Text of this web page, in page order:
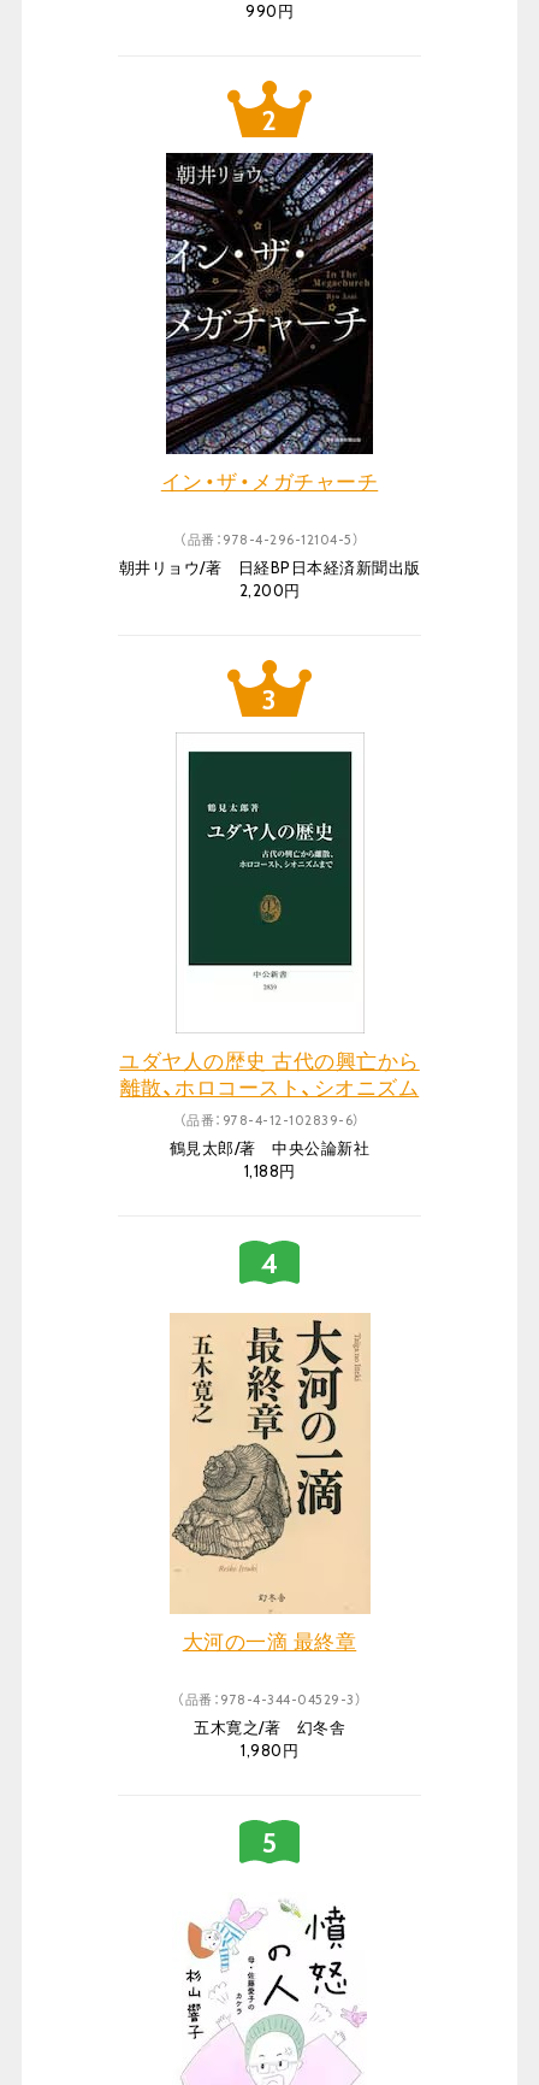
990円
イン・ザ・メガチャーチ
（品番：978-4-296-12104-5）
朝井リョウ/著 日経BP日本経済新聞出版
2,200円
ユダヤ人の歴史 古代の興亡から
離散、ホロコースト、シオニズム
まで
（品番：978-4-12-102839-6）
鶴見太郎/著 中央公論新社
1,188円
大河の一滴 最終章
（品番：978-4-344-04529-3）
五木寛之/著 幻冬舎
1,980円